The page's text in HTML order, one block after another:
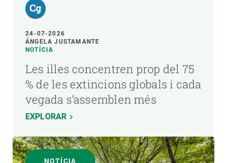
24-07-2026
ÁNGELA JUSTAMANTE
NOTÍCIA
Les illes concentren prop del 75
% de les extincions globals i cada
vegada s’assemblen més
EXPLORAR
NOTÍCIA